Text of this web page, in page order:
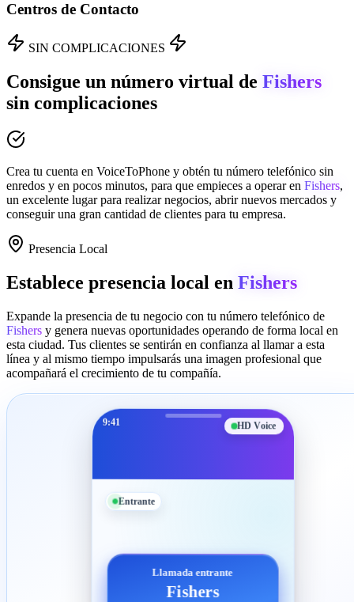
Centros de Contacto
SIN COMPLICACIONES
Consigue un número virtual de Fishers
sin complicaciones
Crea tu cuenta en VoiceToPhone y obtén tu número telefónico sin
enredos y en pocos minutos, para que empieces a operar en Fishers,
un excelente lugar para realizar negocios, abrir nuevos mercados y
conseguir una gran cantidad de clientes para tu empresa.
Presencia Local
Establece presencia local en Fishers
Expande la presencia de tu negocio con tu número telefónico de
Fishers y genera nuevas oportunidades operando de forma local en
esta ciudad. Tus clientes se sentirán en confianza al llamar a esta
línea y al mismo tiempo impulsarás una imagen profesional que
acompañará el crecimiento de tu compañía.
9:41 HD Voice
Entrante
Llamada entrante
Fishers